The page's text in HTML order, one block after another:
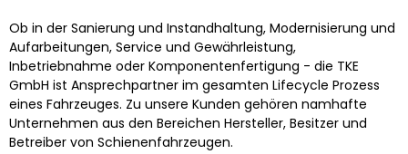
Ob in der Sanierung und Instandhaltung, Modernisierung und
Aufarbeitungen, Service und Gewährleistung,
Inbetriebnahme oder Komponentenfertigung - die TKE
GmbH ist Ansprechpartner im gesamten Lifecycle Prozess
eines Fahrzeuges. Zu unsere Kunden gehören namhafte
Unternehmen aus den Bereichen Hersteller, Besitzer und
Betreiber von Schienenfahrzeugen.